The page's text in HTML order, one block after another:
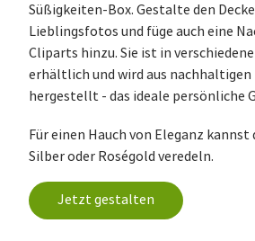
Süßigkeiten-Box. Gestalte den
Lieblingsfotos und füge auch eine
Cliparts hinzu. Sie ist in
erhältlich und wird aus
hergestellt - das ideale persönliche
Für einen Hauch von Eleganz kannst
Silber oder Roségold veredeln.
Jetzt gestalten